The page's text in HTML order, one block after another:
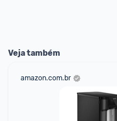
Veja também
amazon.com.br